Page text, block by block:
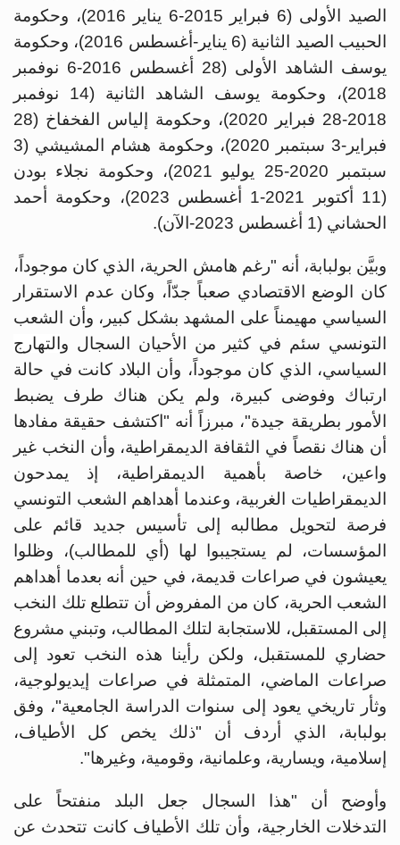
الصيد الأولى (6 فبراير 2015-6 يناير 2016)، وحكومة
الحبيب الصيد الثانية (6 يناير-أغسطس 2016)، وحكومة
يوسف الشاهد الأولى (28 أغسطس 2016-6 نوفمبر
2018)، وحكومة يوسف الشاهد الثانية (14 نوفمبر
2018-28 فبراير 2020)، وحكومة إلياس الفخفاخ (28
فبراير-3 سبتمبر 2020)، وحكومة هشام المشيشي (3
سبتمبر 2020-25 يوليو 2021)، وحكومة نجلاء بودن
(11 أكتوبر 2021-1 أغسطس 2023)، وحكومة أحمد
الحشاني (1 أغسطس 2023-الآن).
وبيَّن بولبابة، أنه "رغم هامش الحرية، الذي كان موجوداً،
كان الوضع الاقتصادي صعباً جدّاً، وكان عدم الاستقرار
السياسي مهيمناً على المشهد بشكل كبير، وأن الشعب
التونسي سئم في كثير من الأحيان السجال والتهارج
السياسي، الذي كان موجوداً، وأن البلاد كانت في حالة
ارتباك وفوضى كبيرة، ولم يكن هناك طرف يضبط
الأمور بطريقة جيدة"، مبرزاً أنه "اكتشف حقيقة مفادها
أن هناك نقصاً في الثقافة الديمقراطية، وأن النخب غير
واعين، خاصة بأهمية الديمقراطية، إذ يمدحون
الديمقراطيات الغربية، وعندما أهداهم الشعب التونسي
فرصة لتحويل مطالبه
إلى تأسيس جديد قائم على
المؤسسات، لم يستجيبوا لها (أي للمطالب)، وظلوا
يعيشون في صراعات قديمة، في حين أنه بعدما أهداهم
الشعب الحرية، كان من المفروض أن تتطلع تلك النخب
إلى المستقبل، للاستجابة لتلك المطالب، وتبني مشروع
حضاري للمستقبل، ولكن رأينا هذه النخب تعود إلى
صراعات الماضي، المتمثلة في صراعات إيديولوجية،
وثأر تاريخي يعود إلى سنوات الدراسة الجامعية"، وفق
بولبابة، الذي أردف أن "ذلك يخص كل الأطياف،
إسلامية، ويسارية، وعلمانية، وقومية، وغيرها".
وأوضح أن "هذا السجال جعل البلد منفتحاً على
التدخلات الخارجية، وأن تلك الأطياف كانت تتحدث عن